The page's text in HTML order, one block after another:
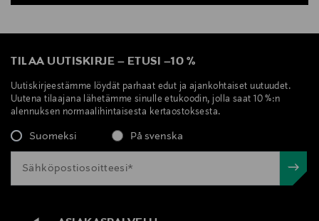
TILAA UUTISKIRJE – ETUSI –10 %
Uutiskirjeestämme löydät parhaat edut ja ajankohtaiset uutuudet.
Uutena tilaajana lähetämme sinulle etukoodin, jolla saat 10 %:n
alennuksen normaalihintaisesta kertaostoksesta.
Suomeksi På svenska